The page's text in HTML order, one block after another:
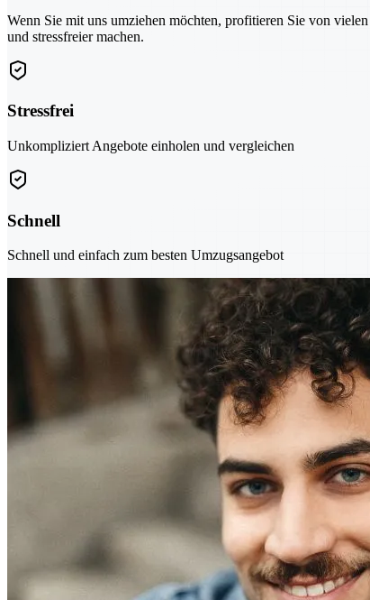
Wenn Sie mit uns umziehen möchten, profitieren Sie von
und stressfreier machen.
Stressfrei
Unkompliziert Angebote einholen und vergleichen
Schnell
Schnell und einfach zum besten Umzugsangebot